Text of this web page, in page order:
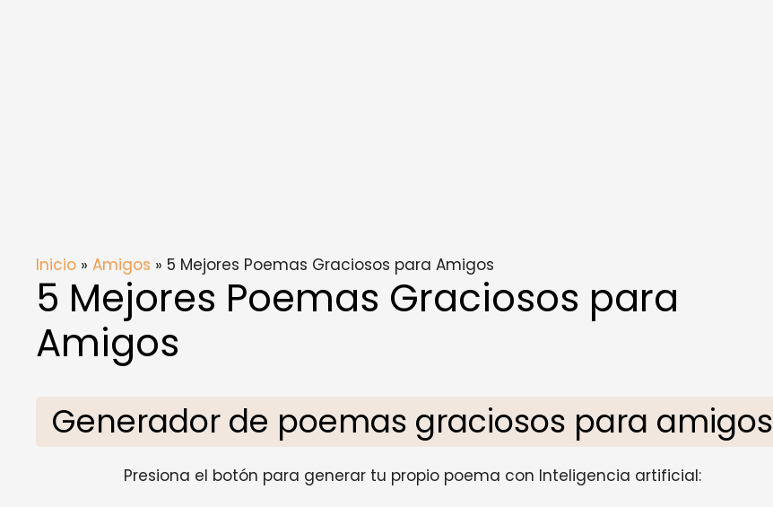
Inicio » Amigos » 5 Mejores Poemas Graciosos para Amigos
5 Mejores Poemas Graciosos para
Amigos
Generador de poemas graciosos para amigos
Presiona el botón para generar tu propio poema con Inteligencia artificial: